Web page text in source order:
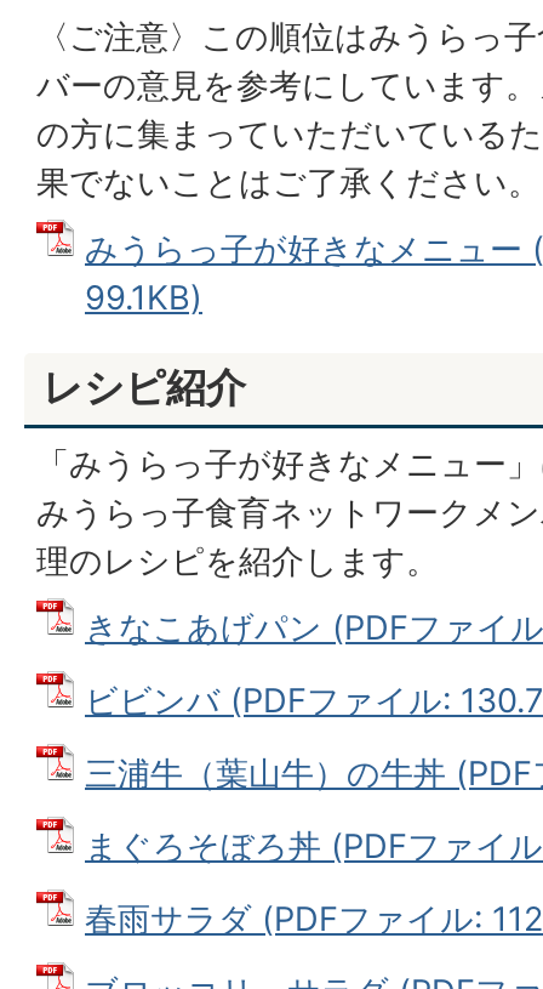
〈ご注意〉この順位はみうらっ
バーの意見を参考にしています
の方に集まっていただいている
果でないことはご了承ください。
みうらっ子が好きなメニュー
99.1KB)
レシピ紹介
「みうらっ子が好きなメニュー
みうらっ子食育ネットワークメ
理のレシピを紹介します。
きなこあげパン (PDFファイ
ビビンバ (PDFファイル:
三浦牛（葉山牛）の牛丼
まぐろそぼろ丼 (PDFファイ
春雨サラダ (PDFファイル: